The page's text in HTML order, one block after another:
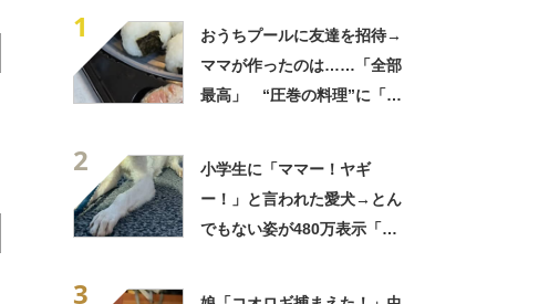
1
おうちプールに友達を招待→
ママが作ったのは……「全部
最高」 “圧巻の料理”に「う
2
小学生に「ママー！ヤギ
ー！」と言われた愛犬→とん
でもない姿が480万表示「ど
3